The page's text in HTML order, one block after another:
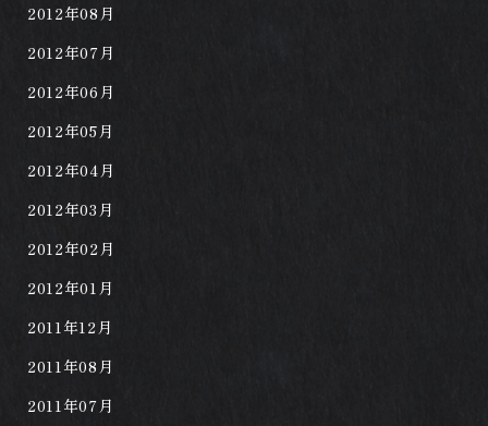
2012年08月
2012年07月
2012年06月
2012年05月
2012年04月
2012年03月
2012年02月
2012年01月
2011年12月
2011年08月
2011年07月